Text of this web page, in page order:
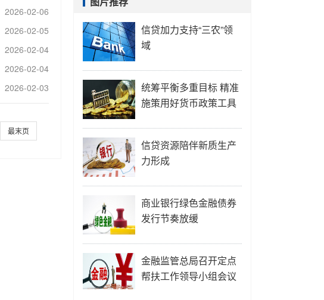
2026-02-06
2026-02-05
2026-02-04
2026-02-04
2026-02-03
最末页
信贷加力支持“三农”领
域
统筹平衡多重目标 精准
施策用好货币政策工具
信贷资源陪伴新质生产
力形成
商业银行绿色金融债券
发行节奏放缓
金融监管总局召开定点
帮扶工作领导小组会议